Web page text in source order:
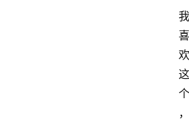
我
喜
欢
这
个
，